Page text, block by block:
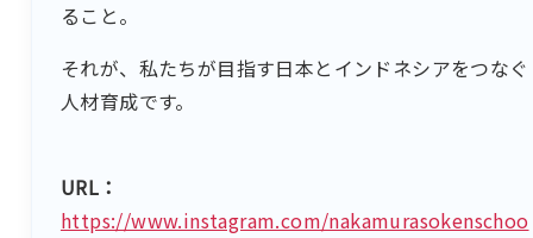
ること。
それが、私たちが目指す日本とインドネシアをつなぐ
人材育成です。
URL：
https://www.instagram.com/nakamurasokenschoo